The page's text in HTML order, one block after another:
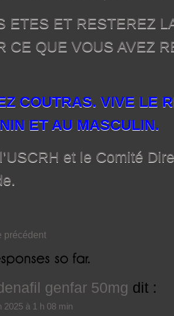
ETES ET RESTEREZ
CE QUE
COUTRAS. VIVE LE
ET AU MASCULIN.
et le Comité
précédent
genfar 50mg dit :
2025 à 1 h 08 min